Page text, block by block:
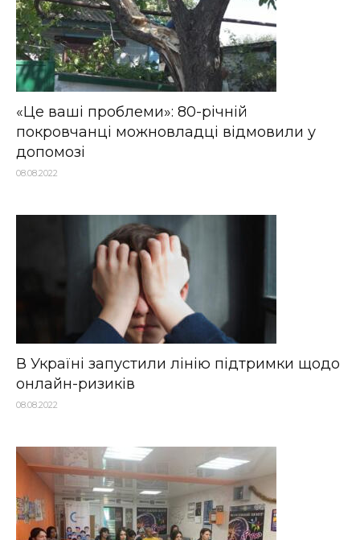
«Це ваші проблеми»: 80-річній
покровчанці можновладці відмовили у
допомозі
08.08.2022
В Україні запустили лінію підтримки щодо
онлайн-ризиків
08.08.2022